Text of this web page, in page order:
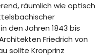
räumlich wie optisch
den Jahren 1843 bis
Friedrich von
sollte Kronprinz